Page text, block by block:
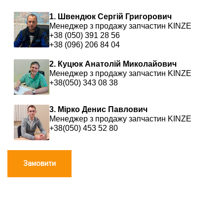
1. Швендюк Сергій Григорович
Менеджер з продажу запчастин KINZE
+38 (050) 391 28 56
+38 (096) 206 84 04
2. Куцюк Анатолій Миколайович
Менеджер з продажу запчастин KINZE
+38(050) 343 08 38
3. Мірко Денис Павлович
Менеджер з продажу запчастин KINZE
+38(050) 453 52 80
Замовити